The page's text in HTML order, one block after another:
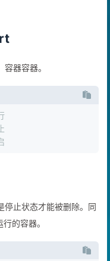
器容器。
停止状态才能被删除。同
的容器。